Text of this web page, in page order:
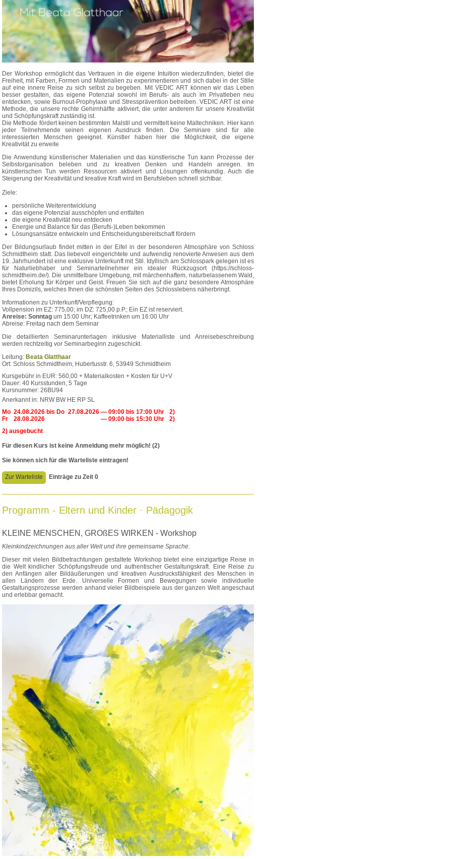
Der Workshop ermöglicht das Vertrauen in die eigene Intuition wiederzufinden, bietet die
Freiheit, mit Farben, Formen und Materialien zu experimentieren und sich dabei in der Stille
auf eine innere Reise zu sich selbst zu begeben. Mit VEDIC ART können wir das Leben
besser gestalten, das eigene Potenzial sowohl im Berufs- als auch im Privatleben neu
entdecken, sowie Burnout-Prophylaxe und Stressprävention betreiben. VEDIC ART ist eine
Methode, die unsere rechte Gehirnhälfte aktiviert, die unter anderem für unsere Kreativität
und Schöpfungskraft zuständig ist.
Die Methode fördert keinen bestimmten Malstil und vermittelt keine Maltechniken. Hier kann
jeder Teilnehmende seinen eigenen Ausdruck finden. Die Seminare sind für alle
interessierten Menschen geeignet. Künstler haben hier die Möglichkeit, die eigene
Kreativität zu erweite
Die Anwendung künstlerischer Materialien und das künstlerische Tun kann Prozesse der
Selbstorganisation beleben und zu kreativen Denken und Handeln anregen. Im
künstlerischen Tun werden Ressourcen aktiviert und Lösungen offenkundig. Auch die
Steigerung der Kreativität und kreative Kraft wird im Berufsleben schnell sichtbar.
Ziele:
persönliche Weiterentwicklung
das eigene Potenzial ausschöpfen und entfalten
die eigene Kreativität neu entdecken
Energie und Balance für das (Berufs-)Leben bekommen
Lösungsansätze entwickeln und Entscheidungsbereitschaft fördern
Der Bildungsurlaub findet mitten in der Eifel in der besonderen Atmosphäre von Schloss
Schmidtheim statt. Das liebevoll eingerichtete und aufwendig renovierte Anwesen aus dem
19. Jahrhundert ist eine exklusive Unterkunft mit Stil. Idyllisch am Schlosspark gelegen ist es
für Naturliebhaber und Seminarteilnehmer ein idealer Rückzugsort (https://schloss-
schmidtheim.de/). Die unmittelbare Umgebung, mit märchenhaftem, naturbelassenem Wald,
bietet Erholung für Körper und Geist. Freuen Sie sich auf die ganz besondere Atmosphäre
Ihres Domizils, welches Ihnen die schönsten Seiten des Schlosslebens näherbringt.
Informationen zu Unterkunft/Verpflegung:
Vollpension im EZ: 775,00; im DZ: 725,00 p.P.; Ein EZ ist reserviert.
Anreise: Sonntag um 15:00 Uhr; Kaffeetrinken um 16:00 Uhr
Abreise: Freitag nach dem Seminar
Die detaillierten Seminarunterlagen inklusive Materialliste und Anreisebeschreibung
werden rechtzeitig vor Seminarbeginn zugeschickt.
Leitung: Beata Glatthaar
Ort: Schloss Schmidtheim, Hubertusstr. 6, 53949 Schmidtheim
Kursgebühr in EUR: 560,00 + Materialkosten + Kosten für U+V
Dauer: 40 Kursstunden, 5 Tage
Kursnummer: 26BU94
Anerkannt in: NRW BW HE RP SL
Mo 24.08.2026 bis Do 27.08.2026 — 09:00 bis 17:00 Uhr
2)
Fr
28.08.2026 — 09:00 bis 15:30 Uhr
2)
2) ausgebucht
Für diesen Kurs ist keine Anmeldung mehr möglich! (2)
Sie können sich für die Warteliste eintragen!
Zur Warteliste Einträge zu Zeit 0
Programm - Eltern und Kinder · Pädagogik
KLEINE MENSCHEN, GROßES WIRKEN - Workshop
Kleinkindzeichnungen aus aller Welt und ihre gemeinsame Sprache.
Dieser mit vielen Bildbetrachtungen gestaltete Workshop bietet eine einzigartige Reise in
die Welt kindlicher Schöpfungsfreude und authentischer Gestaltungskraft. Eine Reise zu
den Anfängen aller Bildäußerungen und kreativen Ausdrucksfähigkeit des Menschen in
allen Ländern der Erde. Universelle Formen und Bewegungen sowie individuelle
Gestaltungsprozesse werden anhand vieler Bildbeispiele aus der ganzen Welt angeschaut
und erlebbar gemacht.